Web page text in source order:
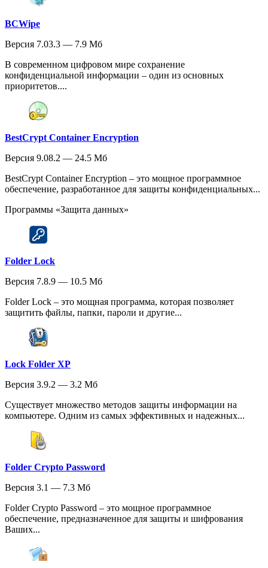
BCWipe
Версия 7.03.3 — 7.9 Мб
В современном цифровом мире сохранение
конфиденциальной информации – один из основных
приоритетов....
BestCrypt Container Encryption
Версия 9.08.2 — 24.5 Мб
BestCrypt Container Encryption – это мощное программное
обеспечение, разработанное для защиты конфиденциальных...
Программы «Защита данных»
Folder Lock
Версия 7.8.9 — 10.5 Мб
Folder Lock – это мощная программа, которая позволяет
защитить файлы, папки, пароли и другие...
Lock Folder XP
Версия 3.9.2 — 3.2 Мб
Существует множество методов защиты информации на
компьютере. Одним из самых эффективных и надежных...
Folder Crypto Password
Версия 3.1 — 7.3 Мб
Folder Crypto Password – это мощное программное
обеспечение, предназначенное для защиты и шифрования
Ваших...